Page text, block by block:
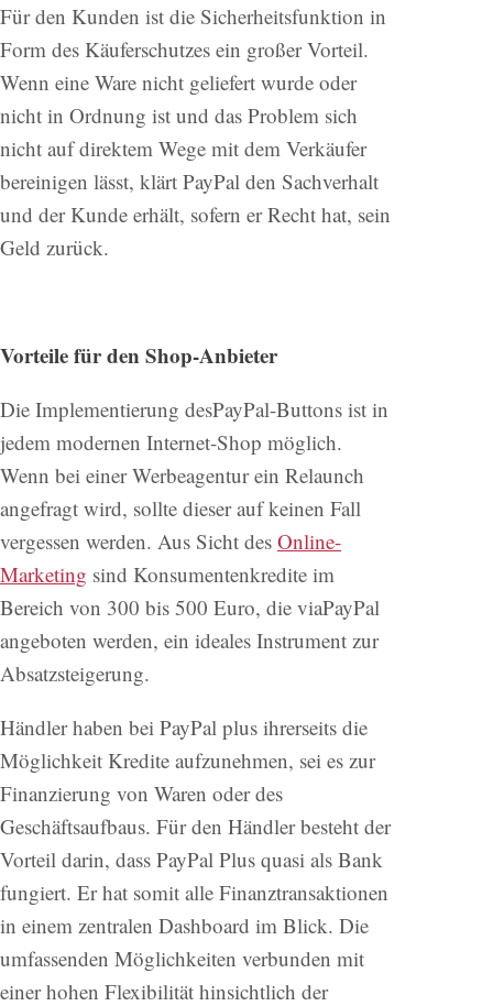
Für den Kunden ist die Sicherheitsfunktion in
Form des Käuferschutzes ein großer Vorteil.
Wenn eine Ware nicht geliefert wurde oder
nicht in Ordnung ist und das Problem sich
nicht auf direktem Wege mit dem Verkäufer
bereinigen lässt, klärt PayPal den Sachverhalt
und der Kunde erhält, sofern er Recht hat, sein
Geld zurück.
Vorteile für den Shop-Anbieter
Die Implementierung desPayPal-Buttons ist in
jedem modernen Internet-Shop möglich.
Wenn bei einer Werbeagentur ein Relaunch
angefragt wird, sollte dieser auf keinen Fall
vergessen werden. Aus Sicht des Online-
Marketing sind Konsumentenkredite im
Bereich von 300 bis 500 Euro, die viaPayPal
angeboten werden, ein ideales Instrument zur
Absatzsteigerung.
Händler haben bei PayPal plus ihrerseits die
Möglichkeit Kredite aufzunehmen, sei es zur
Finanzierung von Waren oder des
Geschäftsaufbaus. Für den Händler besteht der
Vorteil darin, dass PayPal Plus quasi als Bank
fungiert. Er hat somit alle Finanztransaktionen
in einem zentralen Dashboard im Blick. Die
umfassenden Möglichkeiten verbunden mit
einer hohen Flexibilität hinsichtlich der